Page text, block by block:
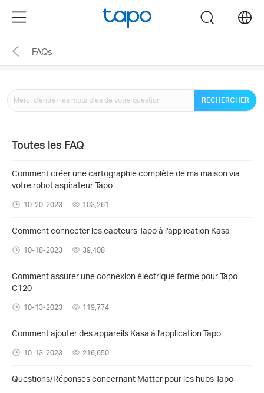
the
navigation
Menu search
FAQs
RECHERCHER
Toutes les FAQ
​​​​​​​Comment créer une cartographie complète de ma maison via
votre robot aspirateur Tapo
10-20-2023 103,261
Comment connecter les capteurs Tapo à l'application Kasa
10-18-2023 39,408
Comment assurer une connexion électrique ferme pour Tapo
C120
10-13-2023 119,774
Comment ajouter des appareils Kasa à l'application Tapo
10-13-2023 216,650
Questions/Réponses concernant Matter pour les hubs Tapo